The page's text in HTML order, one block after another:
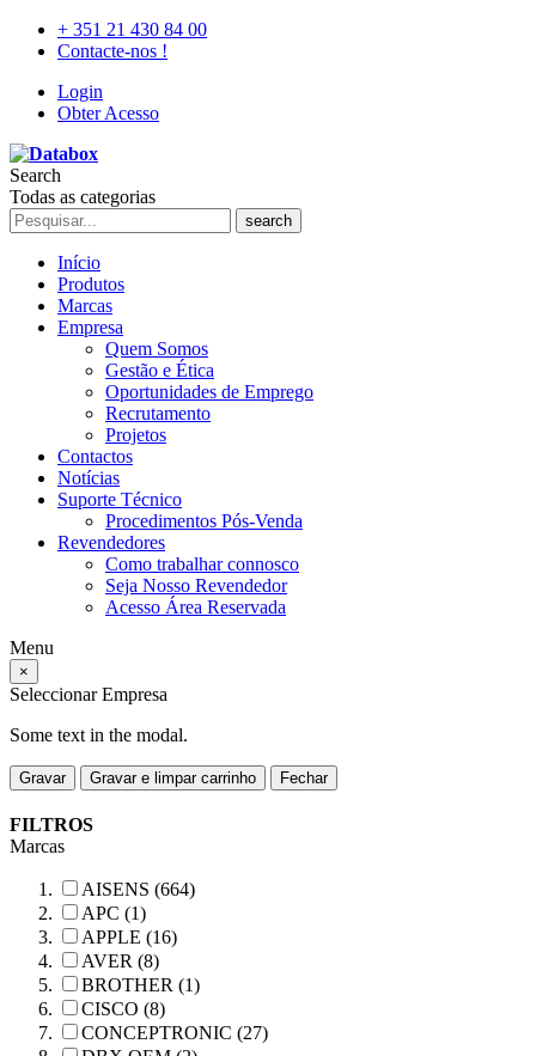
+ 351 21 430 84 00
Contacte-nos !
Login
Obter Acesso
Search
Todas as categorias
search
Início
Produtos
Marcas
Empresa
Quem Somos
Gestão e Ética
Oportunidades de Emprego
Recrutamento
Projetos
Contactos
Notícias
Suporte Técnico
Procedimentos Pós-Venda
Revendedores
Como trabalhar connosco
Seja Nosso Revendedor
Acesso Área Reservada
Menu
×
Seleccionar Empresa
Some text in the modal.
Gravar Gravar e limpar carrinho Fechar
FILTROS
Marcas
AISENS (664)
APC (1)
APPLE (16)
AVER (8)
BROTHER (1)
CISCO (8)
CONCEPTRONIC (27)